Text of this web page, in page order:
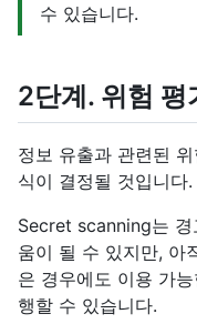
수 있습니다.
2단계. 위험 평
정보 유출과 관련된
식이 결정될 것입니다.
Secret scanning는 경
움이 될 수 있지만, 아
은 경우에도 이용 가
행할 수 있습니다.